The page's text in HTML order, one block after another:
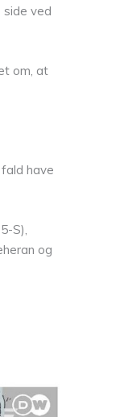
ved
om, at
have
S),
og